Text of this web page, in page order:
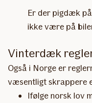
Er der pigdæk
ikke være på
Vinterdæk
Også i Norge er
væsentligt skrappere
Ifølge norsk lov